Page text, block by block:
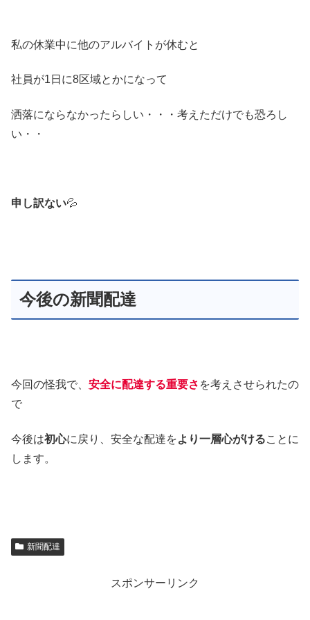
私の休業中に他のアルバイトが休むと
社員が1日に8区域とかになって
洒落にならなかったらしい・・・考えただけでも恐ろし
い・・
申し訳ない💦
今後の新聞配達
今回の怪我で、 安全に配達する重要さ を考えさせられたの
で
今後は初心に戻り、安全な配達をより一層心がけることに
します。
新聞配達
スポンサーリンク